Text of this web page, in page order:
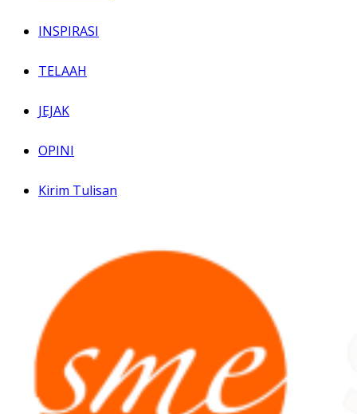
INSPIRASI
TELAAH
JEJAK
OPINI
Kirim Tulisan